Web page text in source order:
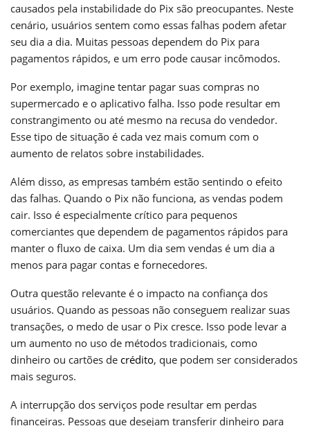
causados pela instabilidade do Pix são preocupantes. Neste
cenário, usuários sentem como essas falhas podem afetar
seu dia a dia. Muitas pessoas dependem do Pix para
pagamentos rápidos, e um erro pode causar incômodos.
Por exemplo, imagine tentar pagar suas compras no
supermercado e o aplicativo falha. Isso pode resultar em
constrangimento ou até mesmo na recusa do vendedor.
Esse tipo de situação é cada vez mais comum com o
aumento de relatos sobre instabilidades.
Além disso, as empresas também estão sentindo o efeito
das falhas. Quando o Pix não funciona, as vendas podem
cair. Isso é especialmente crítico para pequenos
comerciantes que dependem de pagamentos rápidos para
manter o fluxo de caixa. Um dia sem vendas é um dia a
menos para pagar contas e fornecedores.
Outra questão relevante é o impacto na confiança dos
usuários. Quando as pessoas não conseguem realizar suas
transações, o medo de usar o Pix cresce. Isso pode levar a
um aumento no uso de métodos tradicionais, como
dinheiro ou cartões de crédito, que podem ser considerados
mais seguros.
A interrupção dos serviços pode resultar em perdas
financeiras. Pessoas que desejam transferir dinheiro para